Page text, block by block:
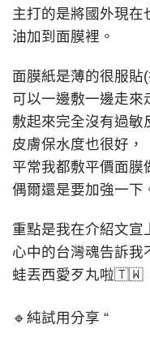
主打的是將國外現在
油加到面膜裡。
面膜紙是薄的很服貼
可以一邊敷一邊走來
敷起來完全沒有過敏
皮膚保水度也很好，
平常我都敷平價面膜
偶爾還是要加強一下
重點是我在介紹文宣
心中的台灣魂告訴我
蛙丟西愛歹丸啦🇹🇼
🔹純試用分享 “